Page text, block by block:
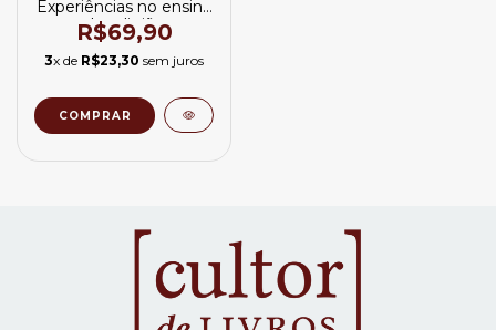
Experiências no ensino
de religião
R$69,90
3x de R$23,30 sem juros